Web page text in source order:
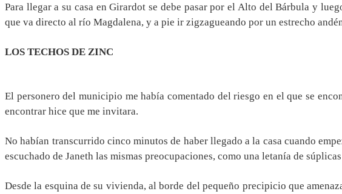
Para llegar a su casa en Girardot se debe pasar por el Alto del Bárbula y
que va directo al río Magdalena, y a pie ir zigzagueando por un estrecho
LOS TECHOS DE ZINC
El personero del municipio me había comentado del riesgo en el que se
encontrar hice que me invitara.
No habían transcurrido cinco minutos de haber llegado a la casa cuando
escuchado de Janeth las mismas preocupaciones, como una letanía de
Desde la esquina de su vivienda, al borde del pequeño precipicio que